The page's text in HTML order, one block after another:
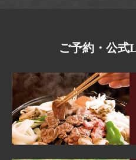
ご予約・公式